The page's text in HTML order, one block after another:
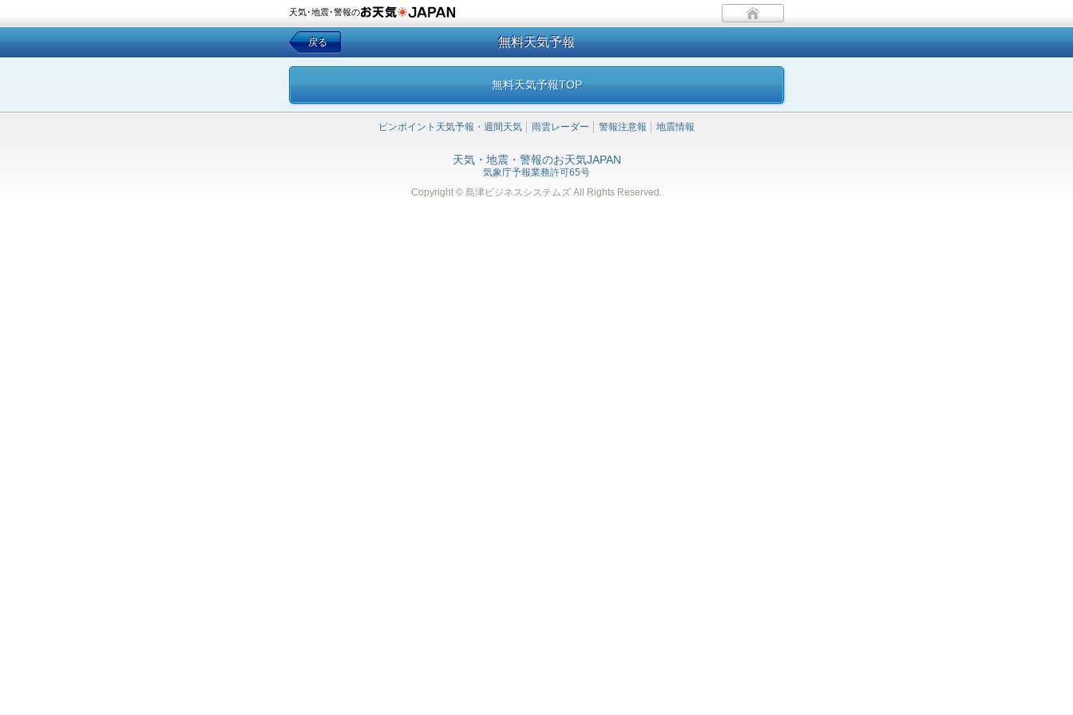
天気･地震･警報の
戻る 無料天気予報
無料天気予報TOP
ピンポイント天気予報・週間天気 雨雲レーダー 警報注意報 地震情報
天気・地震・警報のお天気JAPAN
気象庁予報業務許可65号
Copyright © 島津ビジネスシステムズ All Rights Reserved.